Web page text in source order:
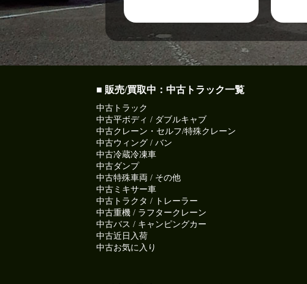
■ 販売/買取中：中古トラック一覧
中古トラック
中古平ボディ / ダブルキャブ
中古クレーン・セルフ/特殊クレーン
中古ウィング / バン
中古冷蔵冷凍車
中古ダンプ
中古特殊車両 / その他
中古ミキサー車
中古トラクタ / トレーラー
中古重機 / ラフタークレーン
中古バス / キャンピングカー
中古近日入荷
中古お気に入り